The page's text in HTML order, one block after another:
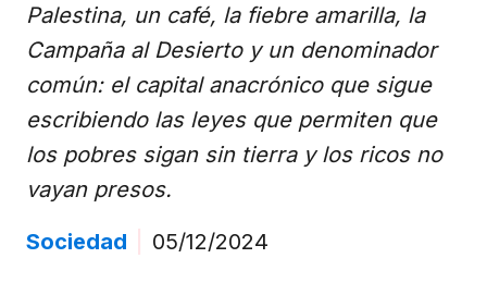
Palestina, un café, la fiebre amarilla, la
Campaña al Desierto y un denominador
común: el capital anacrónico que sigue
escribiendo las leyes que permiten que
los pobres sigan sin tierra y los ricos no
vayan presos.
Sociedad
05/12/2024